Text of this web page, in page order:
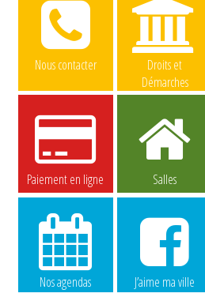
Nous contacter
Droits et
Démarches
Paiement en ligne Salles
Nos agendas J’aime ma ville